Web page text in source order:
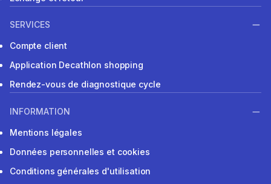
SERVICES
Compte client
Application Decathlon shopping
Rendez-vous de diagnostique cycle
INFORMATION
Mentions légales
Données personnelles et cookies
Conditions générales d'utilisation